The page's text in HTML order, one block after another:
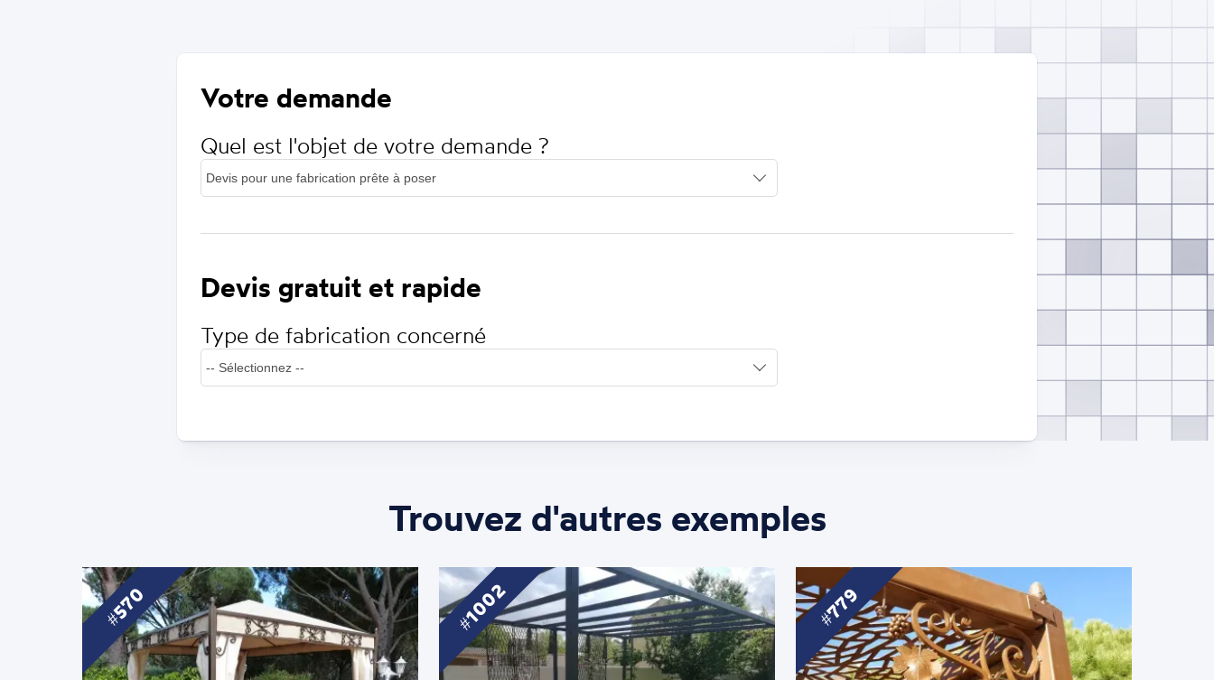
Votre demande
Quel est l'objet de votre demande ?
Devis gratuit et rapide
Type de fabrication concerné
Trouvez d'autres exemples
570 1002 779